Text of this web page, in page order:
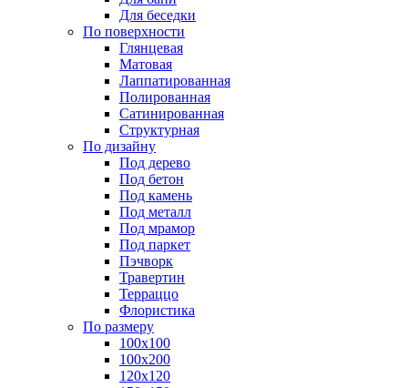
Для беседки
По поверхности
Глянцевая
Матовая
Лаппатированная
Полированная
Сатинированная
Структурная
По дизайну
Под дерево
Под бетон
Под камень
Под металл
Под мрамор
Под паркет
Пэчворк
Травертин
Терраццо
Флористика
По размеру
100х100
100х200
120х120